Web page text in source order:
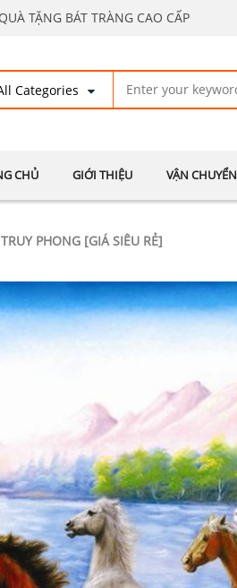
TẶNG BÁT TRÀNG CAO CẤP
CHỦ GIỚI THIỆU VẬN CHUYỂN
PHONG [GIÁ SIÊU RẺ]